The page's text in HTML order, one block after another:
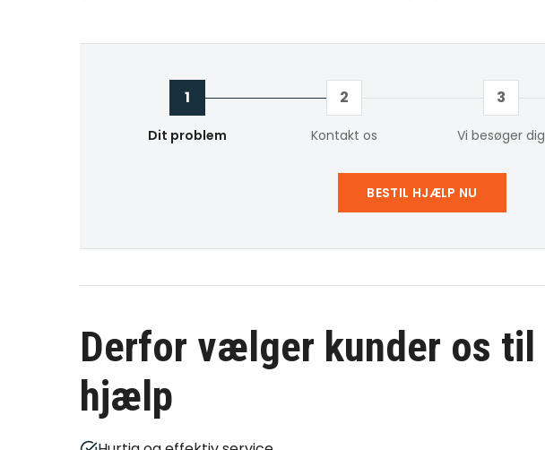
1
Dit problem
2
Kontakt os
3
Vi besøger dig
BESTIL HJÆLP NU
Derfor vælger kunder os til
hjælp